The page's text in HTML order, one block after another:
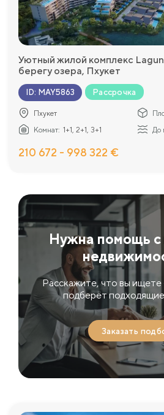
Уютный жилой комплекс
берегу озера, Пхукет
ID: MAY5863 Рассрочка
Пхукет
Комнат: 1+1, 2+1, 3+1 До
210 672 - 998 322 €
Нужна помощь
Расскажите, что вы ищете
подберёт
Заказать